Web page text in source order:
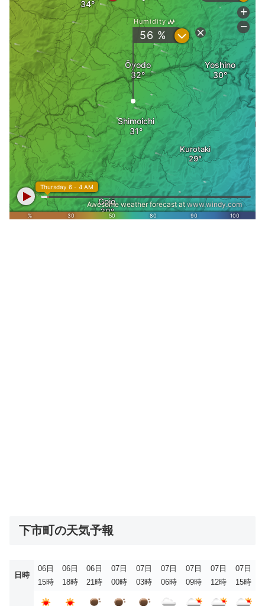
下市町の天気予報
日時
06日
15時
06日
18時
06日
21時
07日
00時
07日
03時
07日
06時
07日
09時
07日
12時
07日
15時